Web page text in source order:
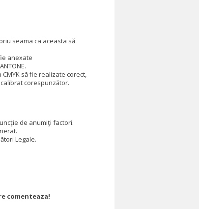
seama ca aceasta să
anexate
să fie realizate corect,
corespunzător.
de anumiţi factori.
Legale.
comenteaza!